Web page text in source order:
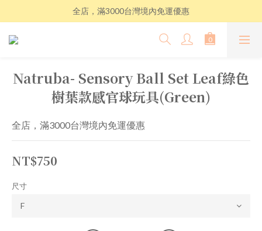
全店，滿3000台灣境內免運優惠
Natruba- Sensory Ball Set Leaf綠色
樹葉款感官球玩具(Green)
全店，滿3000台灣境內免運優惠
NT$750
尺寸